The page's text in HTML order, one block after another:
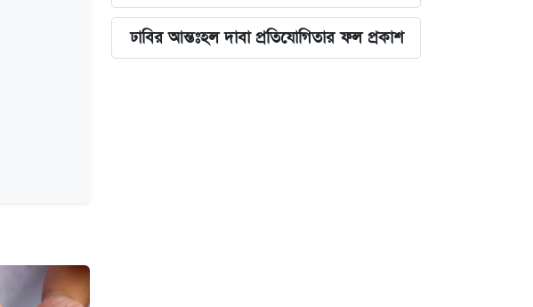
ঢাবির আন্তঃহল দাবা প্রতিযোগিতার ফল প্রকাশ